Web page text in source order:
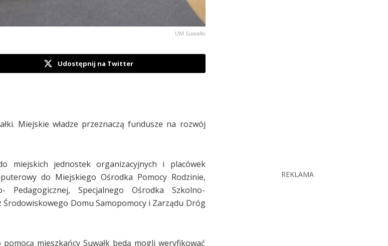
UM Suwałki
Udostępnij na Twitter
Miejskie władze przeznaczą fundusze na rozwój
jednostek organizacyjnych i placówek
do Miejskiego Ośrodka Pomocy Rodzinie,
Pedagogicznej, Specjalnego Ośrodka Szkolno-
Domu Samopomocy i Zarządu Dróg
mieszkańcy Suwałk będą mogli weryfikować
REKLAMA